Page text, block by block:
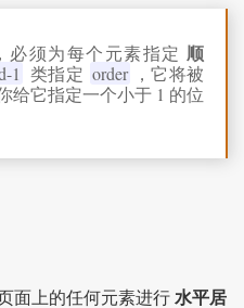
必须为每个元素指定 顺
1 类指定 order ，它将被
它指定一个小于 1 的位
面上的任何元素进行 水平居